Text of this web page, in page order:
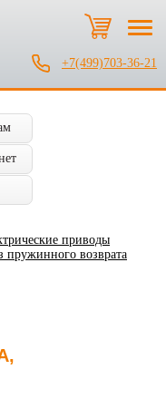
+7(499)703-36-21
приводы
пружинного возврата